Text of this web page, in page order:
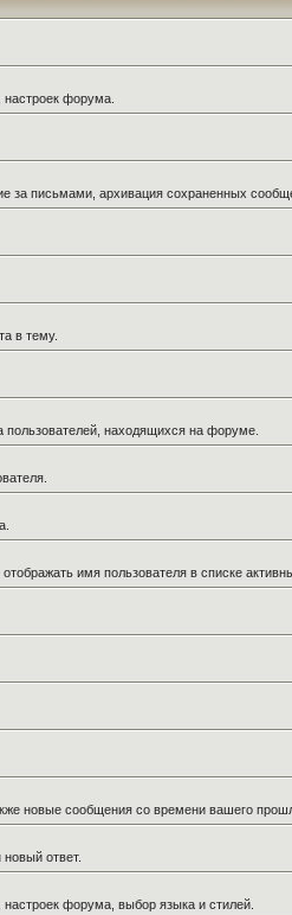
настроек форума.
за письмами, архивация сохраненных
в тему.
пользователей, находящихся на форуме.
имя пользователя в списке
новые сообщения со времени вашего
ответ.
форума, выбор языка и стилей.